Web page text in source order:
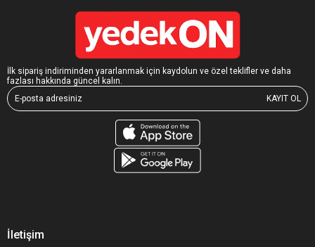
İlk sipariş indiriminden yararlanmak için kaydolun ve özel teklifler ve daha
fazlası hakkında güncel kalın.
KAYIT OL
İletişim